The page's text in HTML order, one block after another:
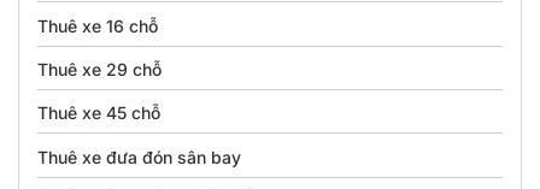
Thuê xe 16 chỗ
Thuê xe 29 chỗ
Thuê xe 45 chỗ
Thuê xe đưa đón sân bay